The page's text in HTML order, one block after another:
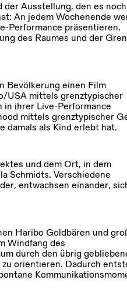
Ausstellung, den es
An jedem Wochenende
Performance präsentieren.
des Raumes und der
Bevölkerung einen Film
USA mittels grenztypischer
in ihrer Live-Performance
mittels grenztypischer
damals als Kind erlebt hat.
und dem Ort, in dem
Schmidts. Verschiedene
entwachsen einander,
Haribo Goldbären und
Windfang des
durch den übrig
zu orientieren. Dadurch